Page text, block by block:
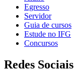
Egresso
Servidor
Guia de cursos
Estude no IFG
Concursos
Redes Sociais